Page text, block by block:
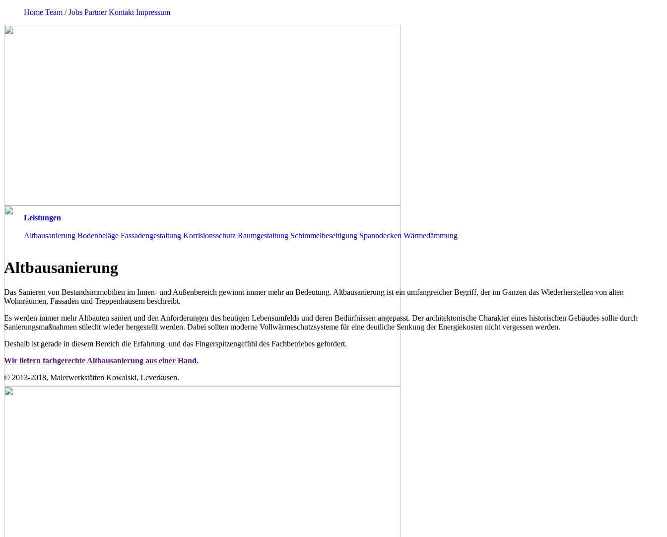
Home Team / Jobs Partner Kontakt Impressum
Leistungen
Altbausanierung Bodenbeläge Fassadengestaltung Korrisionsschutz Raumgestaltung Schimmelbeseitigung Spanndecken Wärmedämmung
Altbausanierung
Das Sanieren von Bestandsimmobilien im Innen- und Außenbereich gewinnt immer mehr an Bedeutung. Altbausanierung ist ein umfangreicher Begriff, der im Ganzen das Wiederherstellen von alten
Wohnräumen, Fassaden und Treppenhäusern beschreibt.
Es werden immer mehr Altbauten saniert und den Anforderungen des heutigen Lebensumfelds und deren Bedürfnissen angepasst. Der architektonische Charakter eines historischen Gebäudes sollte durch
Sanierungsmaßnahmen stilecht wieder hergestellt werden. Dabei sollten moderne Vollwärmeschutzsysteme für eine deutliche Senkung der Energiekosten nicht vergessen werden.
Deshalb ist gerade in diesem Bereich die Erfahrung und das Fingerspitzengefühl des Fachbetriebes gefordert.
Wir liefern fachgerechte Altbausanierung aus einer Hand.
© 2013-2018, Malerwerkstätten Kowalski, Leverkusen.